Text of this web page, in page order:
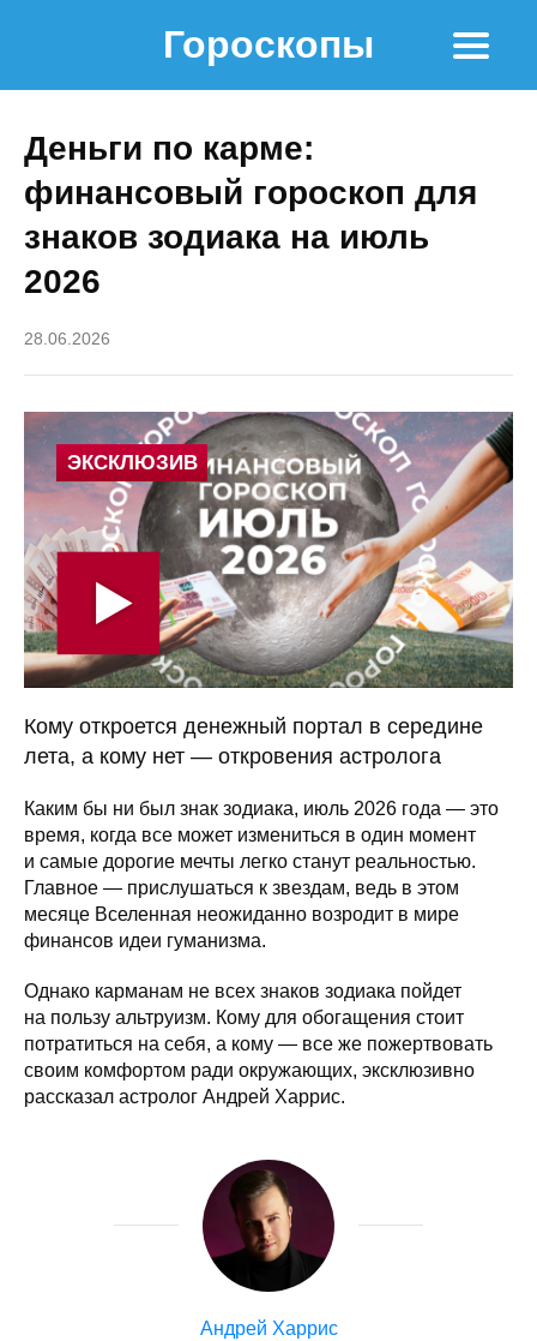
Гороскопы
Деньги по карме:
финансовый гороскоп для
знаков зодиака на июль
2026
28.06.2026
Кому откроется денежный портал в середине
лета, а кому нет — откровения астролога
Каким бы ни был знак зодиака, июль 2026 года — это
время, когда все может измениться в один момент
и самые дорогие мечты легко станут реальностью.
Главное — прислушаться к звездам, ведь в этом
месяце Вселенная неожиданно возродит в мире
финансов идеи гуманизма.
Однако карманам не всех знаков зодиака пойдет
на пользу альтруизм. Кому для обогащения стоит
потратиться на себя, а кому — все же пожертвовать
своим комфортом ради окружающих, эксклюзивно
рассказал астролог Андрей Харрис.
Андрей Харрис